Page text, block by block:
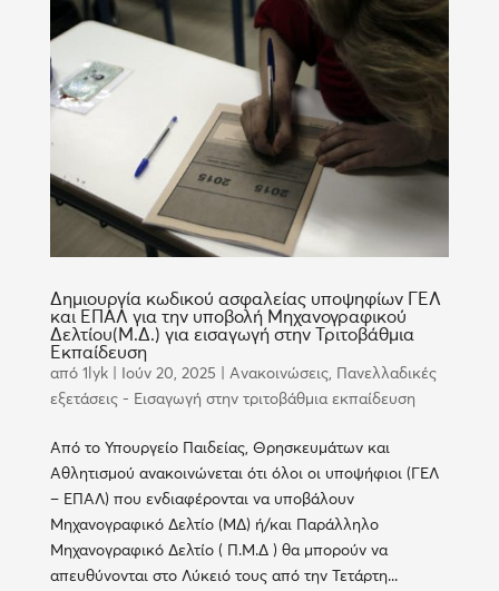
Δημιουργία κωδικού ασφαλείας υποψηφίων ΓΕΛ
και ΕΠΑΛ για την υποβολή Μηχανογραφικού
Δελτίου(Μ.Δ.) για εισαγωγή στην Τριτοβάθμια
Εκπαίδευση
από 1lyk| Ιούν 20, 2025 Ανακοινώσεις,
Πανελλαδικές
εξετάσεις - Εισαγωγή στην τριτοβάθμια εκπαίδευση
Από το Υπουργείο Παιδείας, Θρησκευμάτων και
Αθλητισμού ανακοινώνεται ότι όλοι οι υποψήφιοι (ΓΕΛ
– ΕΠΑΛ) που ενδιαφέρονται να υποβάλουν
Μηχανογραφικό Δελτίο (ΜΔ) ή/και Παράλληλο
Μηχανογραφικό Δελτίο ( Π.Μ.Δ ) θα μπορούν να
απευθύνονται στο Λύκειό τους από την Τετάρτη...